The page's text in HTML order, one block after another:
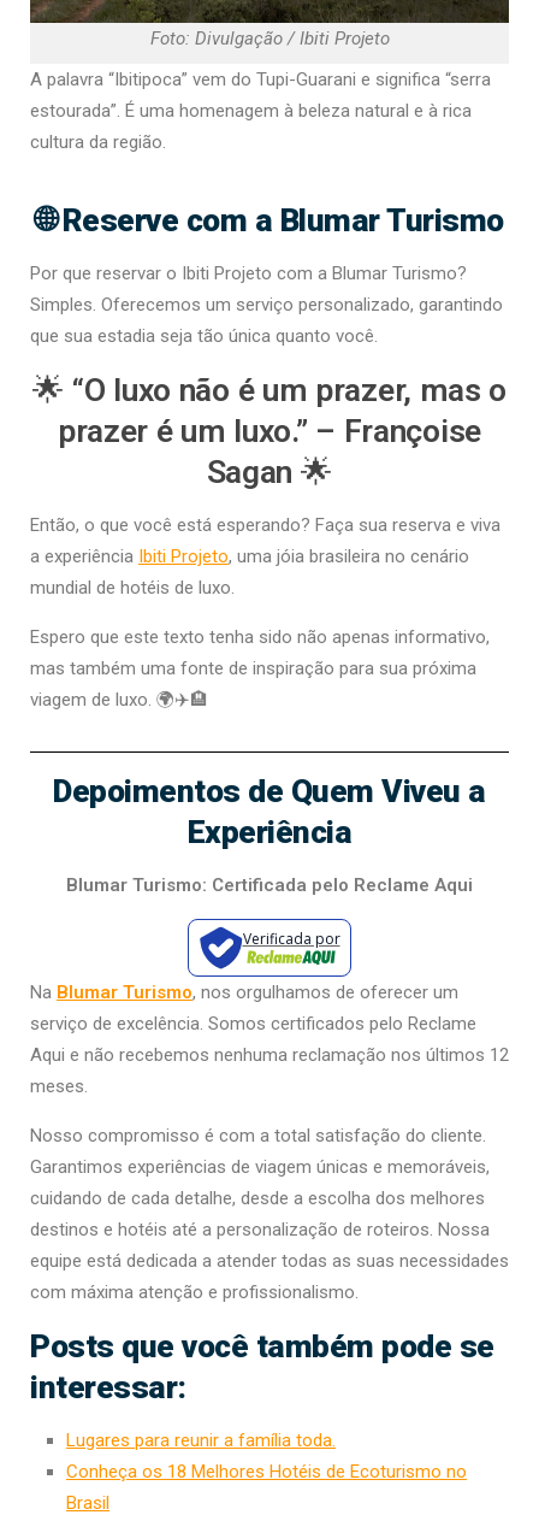
Foto: Divulgação / Ibiti Projeto
A palavra “Ibitipoca” vem do Tupi-Guarani e significa “serra
estourada”. É uma homenagem à beleza natural e à rica
cultura da região.
🌐 Reserve com a Blumar Turismo
Por que reservar o Ibiti Projeto com a Blumar Turismo?
Simples. Oferecemos um serviço personalizado, garantindo
que sua estadia seja tão única quanto você.
🌟 “O luxo não é um prazer, mas o
prazer é um luxo.” – Françoise
Sagan 🌟
Então, o que você está esperando? Faça sua reserva e viva
a experiência Ibiti Projeto, uma jóia brasileira no cenário
mundial de hotéis de luxo.
Espero que este texto tenha sido não apenas informativo,
mas também uma fonte de inspiração para sua próxima
viagem de luxo. 🌍✈️🏨
Depoimentos de Quem Viveu a
Experiência
Blumar Turismo: Certificada pelo Reclame Aqui
Verificada por
Na Blumar Turismo, nos orgulhamos de oferecer um
serviço de excelência. Somos certificados pelo Reclame
Aqui e não recebemos nenhuma reclamação nos últimos 12
meses.
Nosso compromisso é com a total satisfação do cliente.
Garantimos experiências de viagem únicas e memoráveis,
cuidando de cada detalhe, desde a escolha dos melhores
destinos e hotéis até a personalização de roteiros. Nossa
equipe está dedicada a atender todas as suas necessidades
com máxima atenção e profissionalismo.
Posts que você também pode se
interessar:
Lugares para reunir a família toda.
Conheça os 18 Melhores Hotéis de Ecoturismo no
Brasil